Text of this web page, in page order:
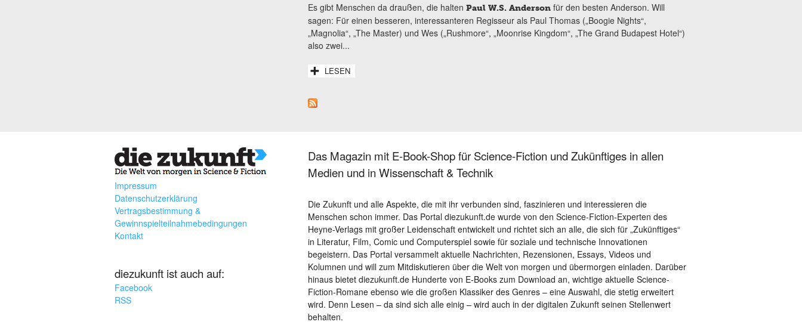
Es gibt Menschen da draußen, die halten Paul W.S. Andersonfür den besten Anderson. Will
sagen: Für einen besseren, interessanteren Regisseur als Paul Thomas („Boogie Nights“,
„Magnolia“, „The Master) und Wes („Rushmore“, „Moonrise Kingdom“, „The Grand Budapest Hotel“)
also zwei...
LESEN
Impressum
Datenschutzerklärung
Vertragsbestimmung &
Gewinnspielteilnahmebedingungen
Kontakt
diezukunft ist auch auf:
Facebook
RSS
Das Magazin mit E-Book-Shop für Science-Fiction und Zukünftiges in allen
Medien und in Wissenschaft & Technik
Die Zukunft und alle Aspekte, die mit ihr verbunden sind, faszinieren und interessieren die
Menschen schon immer. Das Portal diezukunft.de wurde von den Science-Fiction-Experten des
Heyne-Verlags mit großer Leidenschaft entwickelt und richtet sich an alle, die sich für „Zukünftiges“
in Literatur, Film, Comic und Computerspiel sowie für soziale und technische Innovationen
begeistern. Das Portal versammelt aktuelle Nachrichten, Rezensionen, Essays, Videos und
Kolumnen und will zum Mitdiskutieren über die Welt von morgen und übermorgen einladen. Darüber
hinaus bietet diezukunft.de Hunderte von E-Books zum Download an, wichtige aktuelle Science-
Fiction-Romane ebenso wie die großen Klassiker des Genres – eine Auswahl, die stetig erweitert
wird. Denn Lesen – da sind sich alle einig – wird auch in der digitalen Zukunft seinen Stellenwert
behalten.